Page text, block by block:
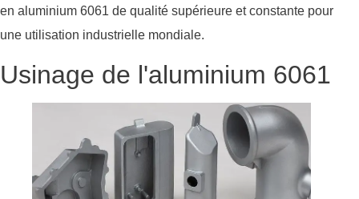
en aluminium 6061 de qualité supérieure et constante pour
une utilisation industrielle mondiale.
Usinage de l'aluminium 6061